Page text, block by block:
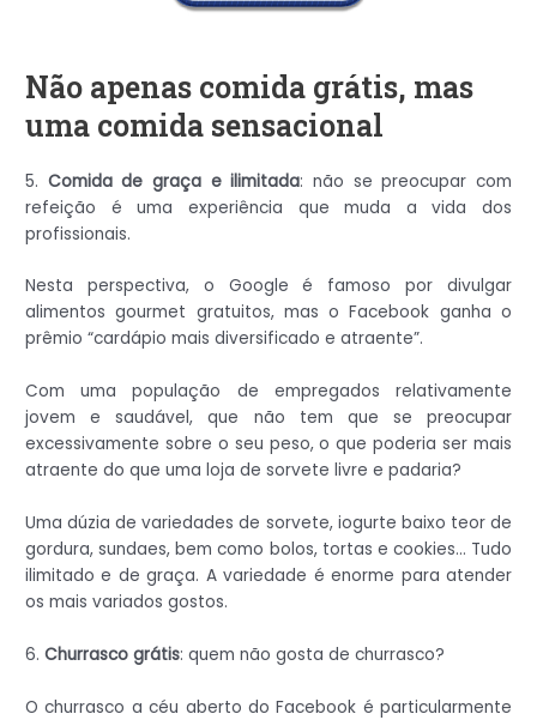
Não apenas comida grátis, mas
uma comida sensacional
5. Comida de graça e ilimitada: não se preocupar com
refeição é uma experiência que muda a vida dos
profissionais.
Nesta perspectiva, o Google é famoso por divulgar
alimentos gourmet gratuitos, mas o Facebook ganha o
prêmio “cardápio mais diversificado e atraente”.
Com uma população de empregados relativamente
jovem e saudável, que não tem que se preocupar
excessivamente sobre o seu peso, o que poderia ser mais
atraente do que uma loja de sorvete livre e padaria?
Uma dúzia de variedades de sorvete, iogurte baixo teor de
gordura, sundaes, bem como bolos, tortas e cookies… Tudo
ilimitado e de graça. A variedade é enorme para atender
os mais variados gostos.
6.Churrasco grátis: quem não gosta de churrasco?
O churrasco a céu aberto do Facebook é particularmente